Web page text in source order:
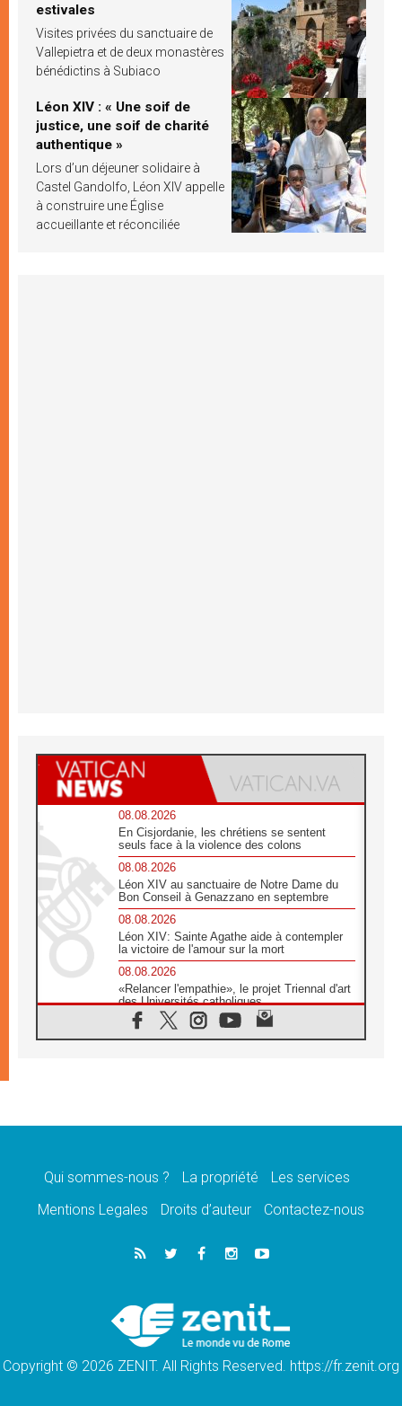
estivales
Visites privées du sanctuaire de
Vallepietra et de deux monastères
bénédictins à Subiaco
Léon XIV : « Une soif de
justice, une soif de charité
authentique »
Lors d’un déjeuner solidaire à
Castel Gandolfo, Léon XIV appelle
à construire une Église
accueillante et réconciliée
08.08.2026
En Cisjordanie, les chrétiens se sentent
seuls face à la violence des colons
08.08.2026
Léon XIV au sanctuaire de Notre Dame du
Bon Conseil à Genazzano en septembre
08.08.2026
Léon XIV: Sainte Agathe aide à contempler
la victoire de l'amour sur la mort
08.08.2026
«Relancer l'empathie», le projet Triennal d'art
des Universités catholiques
08.08.2026
Signis 2026, donner la parole aux religieuses
07.08.2026
07.08.2026
de l'Assomption et mémoire nationale
«La paix commence par l'empathie» estime
le cardinal Parolin
En Colombie, «la paix ne s'achète pas avec
une signature»
Qui sommes-nous ? La propriété
Les services
Mentions Legales
Droits d’auteur Contactez-nous
Copyright © 2026 ZENIT. All Rights Reserved. https://fr.zenit.org